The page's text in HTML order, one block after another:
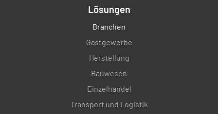
Lösungen
Branchen
Gastgewerbe
Herstellung
Bauwesen
Einzelhandel
Transport und Logistik